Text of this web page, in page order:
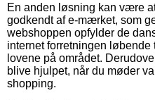
En anden løsning kan være
godkendt af e-mærket, som
webshoppen opfylder de
internet forretningen løbende
lovene på området.
blive hjulpet, når du møder
shopping.